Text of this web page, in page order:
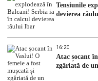
Tensiunile
devierea
16:20
Atac șocant
zgâriată de